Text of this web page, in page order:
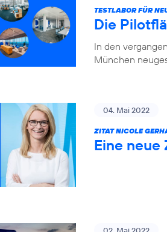
TESTLABOR FÜR
Die
In den
München
04. Mai 2022
ZITAT NICOLE
Eine
02. Mai 2022